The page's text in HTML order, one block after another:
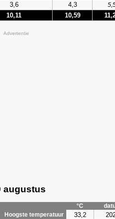
3,6 4,3
10,11 10,59
Advertentie
augustus
°C
Hoogste temperatuur
33,2